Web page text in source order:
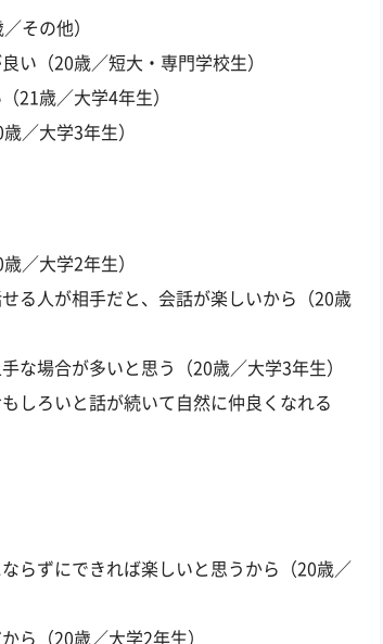
その他）
い（20歳／短大・専門学校生）
21歳／大学4年生）
／大学3年生）
／大学2年生）
る人が相手だと、会話が楽しいから（20歳
な場合が多いと思う（20歳／大学3年生）
しろいと話が続いて自然に仲良くなれる
らずにできれば楽しいと思うから（20歳／
ら（20歳／大学2年生）